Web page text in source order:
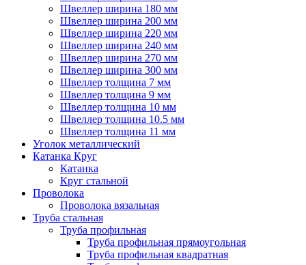
Швеллер ширина 180 мм
Швеллер ширина 200 мм
Швеллер ширина 220 мм
Швеллер ширина 240 мм
Швеллер ширина 270 мм
Швеллер ширина 300 мм
Швеллер толщина 7 мм
Швеллер толщина 9 мм
Швеллер толщина 10 мм
Швеллер толщина 10.5 мм
Швеллер толщина 11 мм
Уголок металлический
Катанка Круг
Катанка
Круг стальной
Проволока
Проволока вязальная
Труба стальная
Труба профильная
Труба профильная прямоугольная
Труба профильная квадратная